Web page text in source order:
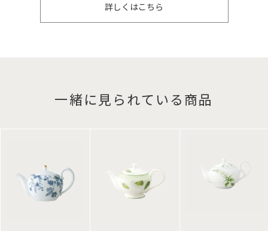
詳しくはこちら
一緒に見られている商品